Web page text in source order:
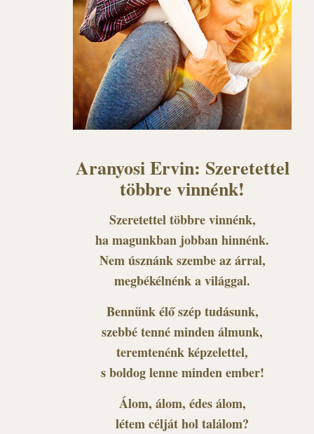
Aranyosi Ervin: Szeretettel
többre vinnénk!
Szeretettel többre vinnénk,
ha magunkban jobban hinnénk.
Nem úsznánk szembe az árral,
megbékélnénk a világgal.
Bennünk élő szép tudásunk,
szebbé tenné minden álmunk,
teremtenénk képzelettel,
s boldog lenne minden ember!
Álom, álom, édes álom,
létem célját hol találom?